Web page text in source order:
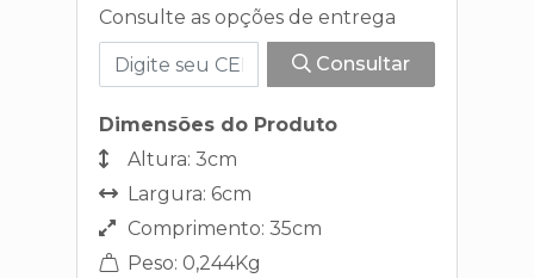
Consulte as opções de entrega
Consultar
Dimensões do Produto
Altura: 3cm
Largura: 6cm
Comprimento: 35cm
Peso: 0,244Kg